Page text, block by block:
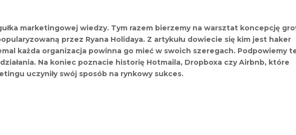
marketingowej wiedzy. Tym razem bierzemy na warsztat koncepcję
przez Ryana Holidaya. Z artykułu dowiecie się kim jest haker
każda organizacja powinna go mieć w swoich szeregach. Podpowiemy
Na koniec poznacie historię Hotmaila, Dropboxa czy Airbnb, które
uczyniły swój sposób na rynkowy sukces.